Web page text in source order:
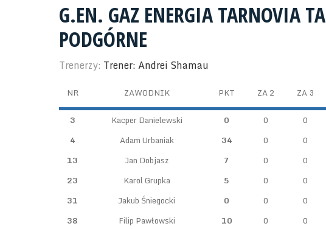
G.EN. GAZ ENERGIA TARNOVIA
PODGÓRNE
Trenerzy: Trener: Andrei Shamau
NR ZAWODNIK PKT ZA 2 ZA 3
3 Kacper Danielewski 0 0
0
4
Adam Urbaniak 34 0 0
13
Jan Dobjasz 7 0 0
23
Karol Grupka 5 0 0
31
Jakub Śniegocki 0 0
0
38
Filip Pawłowski 10 0 0